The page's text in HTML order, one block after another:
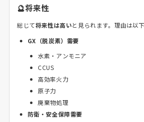
🔮将来性
総じて将来性は高いと見られます。理由は以下
GX（脱炭素）需要
水素・アンモニア
CCUS
高効率火力
原子力
廃棄物処理
防衛・安全保障需要